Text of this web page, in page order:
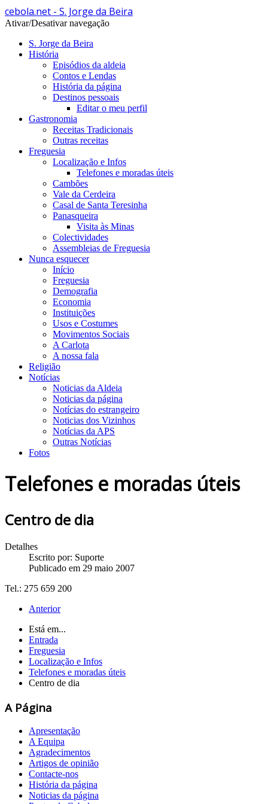
cebola.net - S. Jorge da Beira
Ativar/Desativar navegação
S. Jorge da Beira
História
Episódios da aldeia
Contos e Lendas
História da página
Destinos pessoais
Editar o meu perfil
Gastronomia
Receitas Tradicionais
Outras receitas
Freguesia
Localização e Infos
Telefones e moradas úteis
Cambões
Vale da Cerdeira
Casal de Santa Teresinha
Panasqueira
Visita às Minas
Colectividades
Assembleias de Freguesia
Nunca esquecer
Início
Freguesia
Demografia
Economia
Instituições
Usos e Costumes
Movimentos Sociais
A Carlota
A nossa fala
Religião
Notícias
Noticias da Aldeia
Noticias da página
Notícias do estrangeiro
Noticias dos Vizinhos
Notícias da APS
Outras Notícias
Fotos
Telefones e moradas úteis
Centro de dia
Detalhes
Escrito por: Suporte
Publicado em 29 maio 2007
Tel.: 275 659 200
Anterior
Está em...
Entrada
Freguesia
Localização e Infos
Telefones e moradas úteis
Centro de dia
A Página
Apresentação
A Equipa
Agradecimentos
Artigos de opinião
Contacte-nos
História da página
Noticias da página